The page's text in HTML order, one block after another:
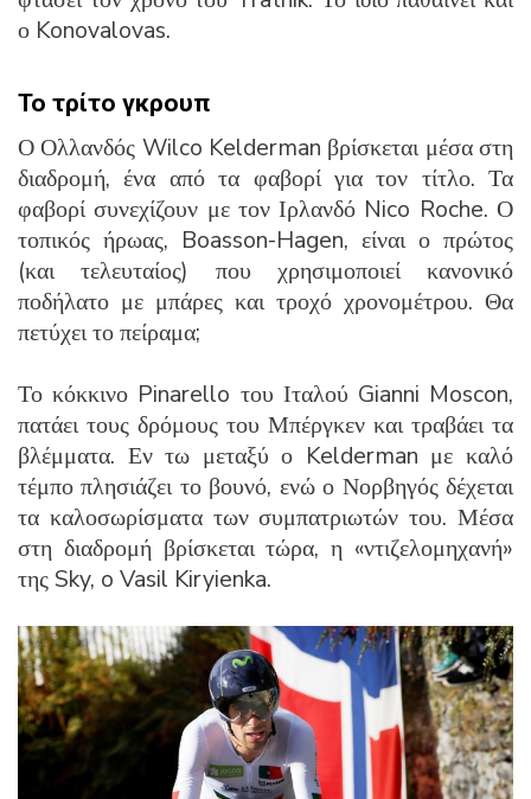
ο Konovalovas.
Το τρίτο γκρουπ
Ο Ολλανδός Wilco Kelderman βρίσκεται μέσα στη
διαδρομή, ένα από τα φαβορί για τον τίτλο. Τα
φαβορί συνεχίζουν με τον Ιρλανδό Nico Roche. Ο
τοπικός ήρωας, Boasson-Hagen, είναι ο πρώτος
(και τελευταίος) που χρησιμοποιεί κανονικό
ποδήλατο με μπάρες και τροχό χρονομέτρου. Θα
πετύχει το πείραμα;
Το κόκκινο Pinarello του Ιταλού Gianni Moscon,
πατάει τους δρόμους του Μπέργκεν και τραβάει τα
βλέμματα. Εν τω μεταξύ ο Kelderman με καλό
τέμπο πλησιάζει το βουνό, ενώ ο Νορβηγός δέχεται
τα καλοσωρίσματα των συμπατριωτών του. Μέσα
στη διαδρομή βρίσκεται τώρα, η «ντιζελομηχανή»
της Sky, o Vasil Kiryienka.